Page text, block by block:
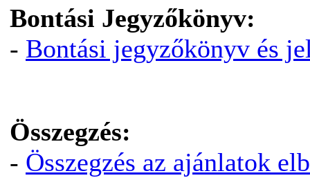
Bontási Jegyzőkönyv:
- Bontási jegyzőkönyv és
Összegzés:
- Összegzés az ajánlatok